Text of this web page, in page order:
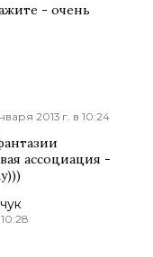
- очень
2013 г. в 10:24
ассоциация -